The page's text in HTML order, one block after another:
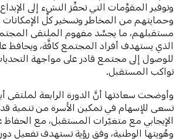
وتوفير المقوِّمات التي تحفِّز النشء إلى الإبداع
وحمايتهم من المخاطر وتسخير كلِّ الإمكانات
مستقبلهم، ما يجسِّد مفهوم الملتقى
الذي يستهدف أفراد المجتمع كافَّة، ويحافظ
للوصول إلى مجتمع قادر على مواجهة التحديات
تواكب المستقبل.
وأوضحت سعادتها أنَّ الدورة الرابعة لملتقى
تسعى للإسهام في تمكين الأسرة من تنمية
الإيجابي مع متغيّرات المستقبل، مع الحفاظ
وهُويتها الوطنية، وفق رؤية تستهدف تفعيل